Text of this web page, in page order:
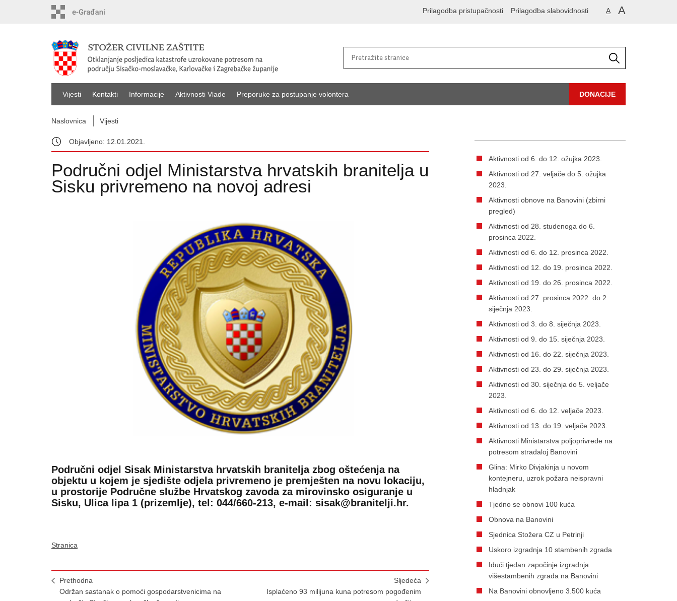
A A
Prilagodba pristupačnosti Prilagodba slabovidnosti
Vijesti Kontakti Informacije Aktivnosti Vlade Preporuke za postupanje volontera DONACIJE
Naslovnica Vijesti
Objavljeno: 12.01.2021.
Područni odjel Ministarstva hrvatskih branitelja u
Sisku privremeno na novoj adresi
Područni odjel Sisak Ministarstva hrvatskih branitelja zbog oštećenja na
objektu u kojem je sjedište odjela privremeno je premješten na novu lokaciju,
u prostorije Područne službe Hrvatskog zavoda za mirovinsko osiguranje u
Sisku, Ulica lipa 1 (prizemlje), tel: 044/660-213, e-mail: sisak@branitelji.hr.
Stranica
Prethodna
Održan sastanak o pomoći gospodarstvenicima na
Sljedeća
Isplaćeno 93 milijuna kuna potresom pogođenim
Aktivnosti od 6. do 12. ožujka 2023.
Aktivnosti od 27. veljače do 5. ožujka
2023.
Aktivnosti obnove na Banovini (zbirni
pregled)
Aktivnosti od 28. studenoga do 6.
prosinca 2022.
Aktivnosti od 6. do 12. prosinca 2022.
Aktivnosti od 12. do 19. prosinca 2022.
Aktivnosti od 19. do 26. prosinca 2022.
Aktivnosti od 27. prosinca 2022. do 2.
siječnja 2023.
Aktivnosti od 3. do 8. siječnja 2023.
Aktivnosti od 9. do 15. siječnja 2023.
Aktivnosti od 16. do 22. siječnja 2023.
Aktivnosti od 23. do 29. siječnja 2023.
Aktivnosti od 30. siječnja do 5. veljače
2023.
Aktivnosti od 6. do 12. veljače 2023.
Aktivnosti od 13. do 19. veljače 2023.
Aktivnosti Ministarstva poljoprivrede na
potresom stradaloj Banovini
Glina: Mirko Divjakinja u novom
kontejneru, uzrok požara neispravni
hladnjak
Tjedno se obnovi 100 kuća
Obnova na Banovini
Sjednica Stožera CZ u Petrinji
Uskoro izgradnja 10 stambenih zgrada
Idući tjedan započinje izgradnja
višestambenih zgrada na Banovini
Na Banovini obnovljeno 3.500 kuća